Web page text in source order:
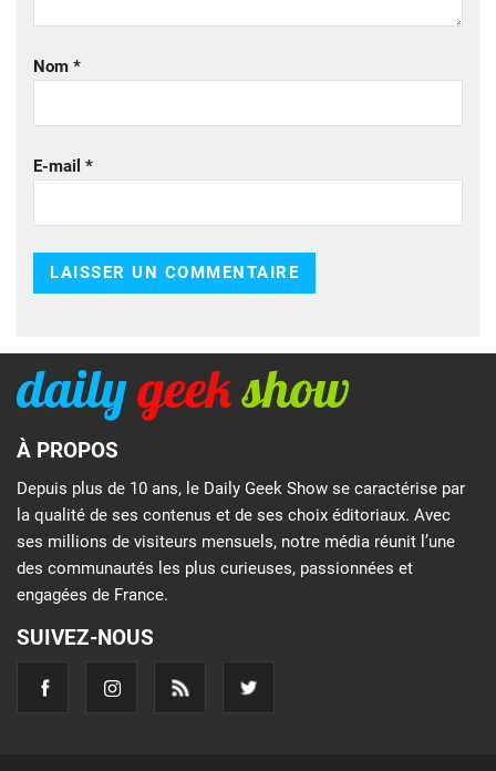
Nom *
E-mail *
À PROPOS
Depuis plus de 10 ans, le Daily Geek Show se caractérise par
la qualité de ses contenus et de ses choix éditoriaux. Avec
ses millions de visiteurs mensuels, notre média réunit l’une
des communautés les plus curieuses, passionnées et
engagées de France.
SUIVEZ-NOUS